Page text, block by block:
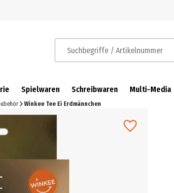
Suchbegriffe / Artikelnummer
Spielwaren Schreibwaren Multi-Media
Winkee Tee Ei Erdmännchen